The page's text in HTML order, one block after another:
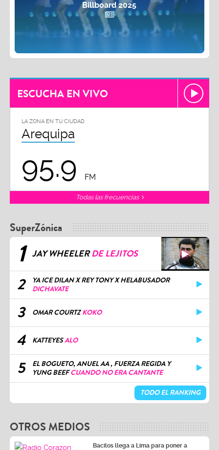
Billboard 2025
ESCUCHA EN VIVO
LA ZONA EN TU CIUDAD
Arequipa
95.9 FM
Todas las frecuencias
SuperZónica
1 JAY WHEELERDE LEJITOS
2
YA ICE DILAN X REY TONY X HELABUSADOR
DICHAVATE
3 OMAR COURTZKOKO
4 KATTEYESALO
5
EL BOGUETO, ANUEL AA , FUERZA REGIDA Y
YUNG BEEFCUANDO NO ERA CANTANTE
TODO EL RANKING
OTROS MEDIOS
Bacilos llega a Lima para poner a